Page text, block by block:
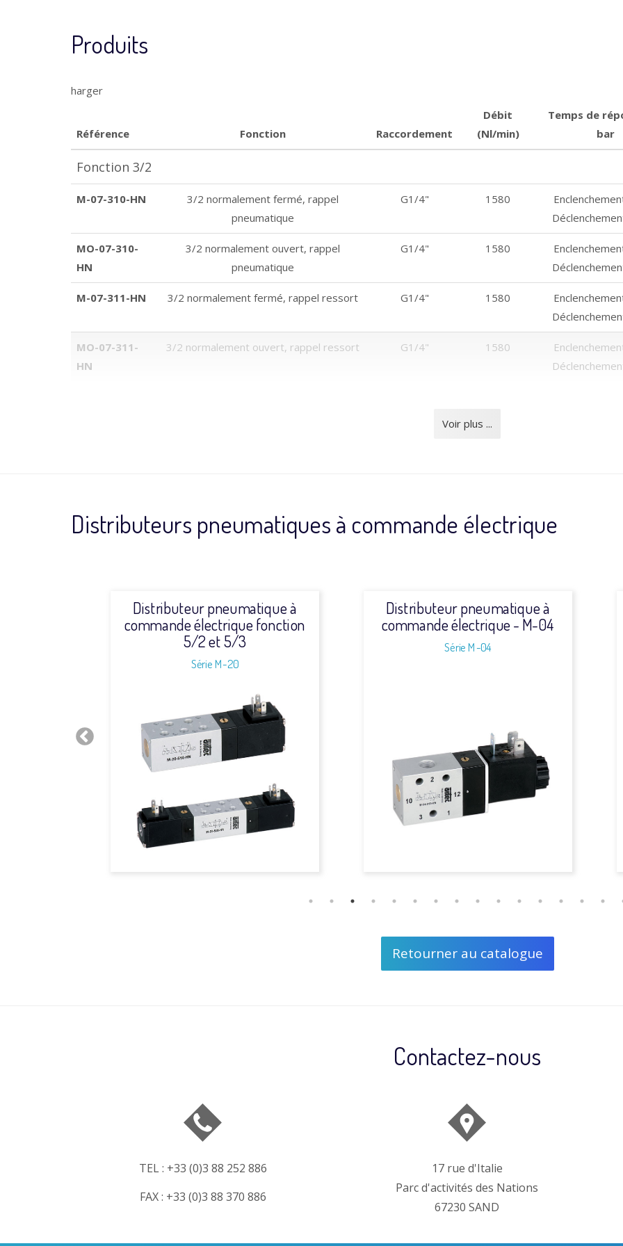
Produits
harger
Référence Fonction Raccordement
Débit
(Nl/min)
Temps de
bar
Fonction 3/2
M-07-310-HN
3/2 normalement fermé, rappel
pneumatique
G1/4" 1580
MO-07-310-
HN
3/2 normalement ouvert, rappel
pneumatique
G1/4" 1580
M-07-311-HN 3/2 normalement fermé, rappel ressort G1/4" 1580
MO-07-311-
HN
3/2 normalement ouvert, rappel ressort G1/4" 1580
Voir plus ...
Distributeurs pneumatiques à commande électrique
Distributeur pneumatique à
commande électrique fonction
5/2 et 5/3
Série M-20
Distributeur pneumatique à
commande électrique - M-04
Série M-04
Retourner au catalogue
Contactez-nous
TEL : +33 (0)3 88 252 886
FAX : +33 (0)3 88 370 886
17 rue d'Italie
Parc d'activités des Nations
67230 SAND